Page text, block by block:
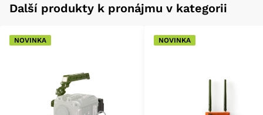
Další produkty k pronájmu v kategorii
NOVINKA NOVINKA